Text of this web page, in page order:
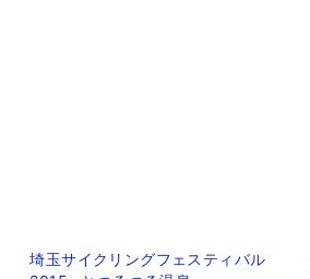
埼玉サイクリングフェスティバル